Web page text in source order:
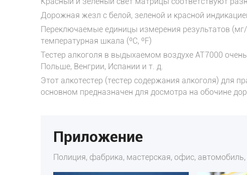
Дорожная жезл с белой, зеленой и красной
Переключаемые единицы измерения результатов (мг/
температурная шкала (ºC, ºF)
Тестер алкоголя в выдыхаемом воздухе AT7000
Польше, Венгрии, Испании и т. д.
Этот алкотестер (тестер содержания алкоголя) для
основном предназначен для досмотра на обочине
Приложение
Полиция, фабрика, мастерская, офис,